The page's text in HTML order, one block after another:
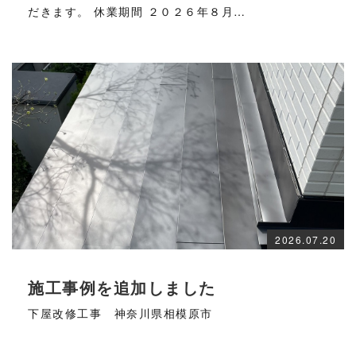
だきます。 休業期間 ２０２６年８月…
2026.07.20
施工事例を追加しました
下屋改修工事 神奈川県相模原市